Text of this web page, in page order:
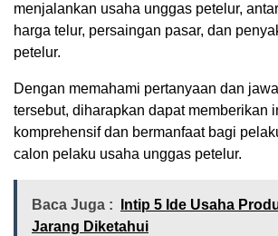
menjalankan usaha unggas petelur,
harga telur, persaingan pasar, dan
petelur.
Dengan memahami pertanyaan dan
tersebut, diharapkan dapat memberikan
komprehensif dan bermanfaat bagi
calon pelaku usaha unggas petelur.
Baca Juga :
Intip 5 Ide Usaha
Jarang Diketahui